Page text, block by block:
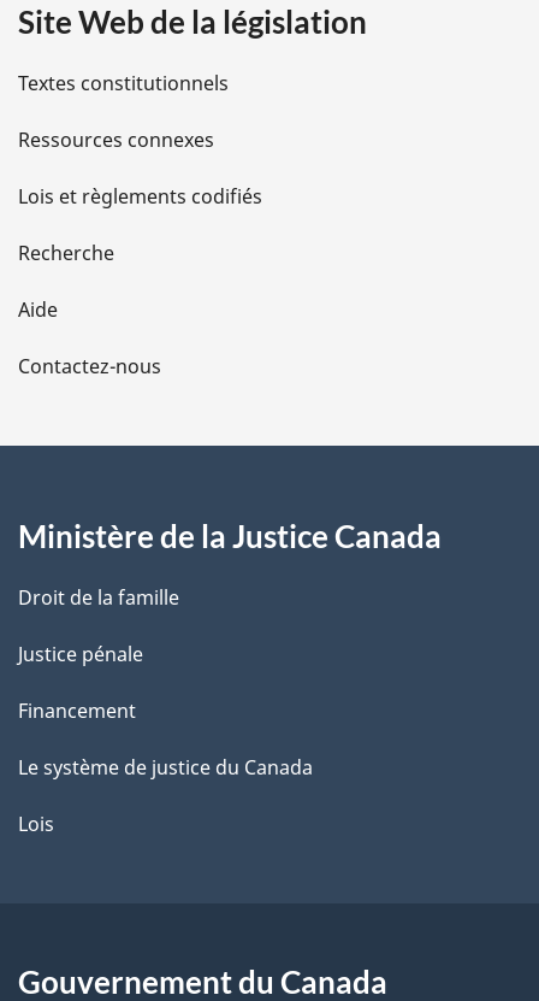
i
l
s
d
e
l
a
e
Site Web de la législation
Textes constitutionnels
Ressources connexes
Lois et règlements codifiés
Recherche
Aide
Contactez-nous
Ministère de la Justice Canada
Droit de la famille
Justice pénale
Financement
Le système de justice du Canada
Lois
Gouvernement du Canada